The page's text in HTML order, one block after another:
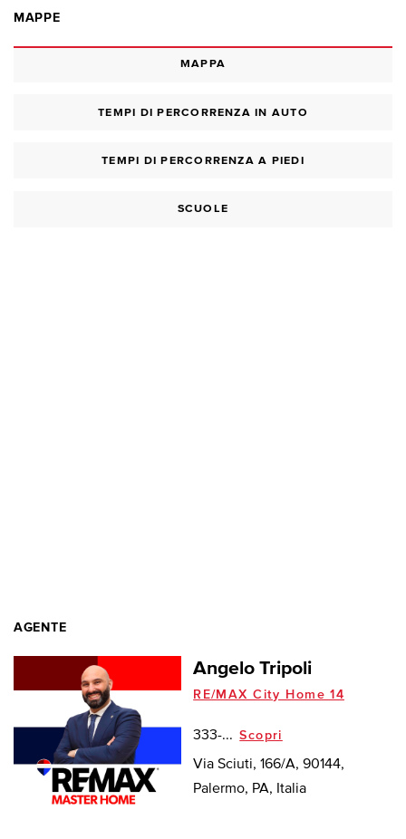
MAPPE
MAPPA
TEMPI DI PERCORRENZA IN AUTO
TEMPI DI PERCORRENZA A PIEDI
SCUOLE
AGENTE
Angelo Tripoli
RE/MAX City Home 14
333-... Scopri
Via Sciuti, 166/A, 90144,
Palermo, PA, Italia